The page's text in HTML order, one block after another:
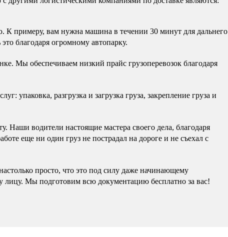
К примеру, вам нужна машина в течении 30 минут для дальнего
благодаря огромному автопарку.
Мы обеспечиваем низкий прайс грузоперевозок благодаря
упаковка, разгрузка и загрузка груза, закрепление груза и
Наши водители настоящие мастера своего дела, благодаря
еще ни один груз не пострадал на дороге и не съехал с
просто, что это под силу даже начинающему
лицу. Мы подготовим всю документацию бесплатно за вас!